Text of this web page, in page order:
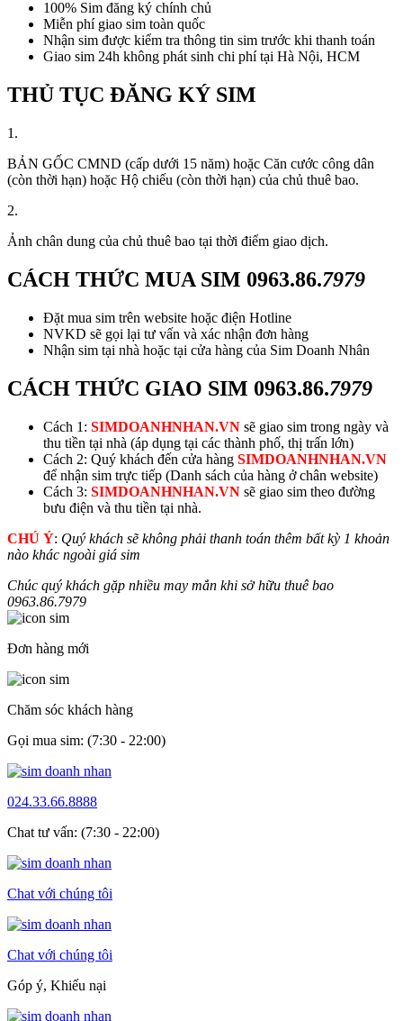
100% Sim đăng ký chính chủ
Miễn phí giao sim toàn quốc
Nhận sim được kiểm tra thông tin sim trước khi thanh toán
Giao sim 24h không phát sinh chi phí tại Hà Nội, HCM
THỦ TỤC ĐĂNG KÝ SIM
1.
BẢN GỐC CMND (cấp dưới 15 năm) hoặc Căn cước công dân
(còn thời hạn) hoặc Hộ chiếu (còn thời hạn) của chủ thuê bao.
2.
Ảnh chân dung của chủ thuê bao tại thời điểm giao dịch.
CÁCH THỨC MUA SIM 0963.86.7979
Đặt mua sim trên website hoặc điện Hotline
NVKD sẽ gọi lại tư vấn và xác nhận đơn hàng
Nhận sim tại nhà hoặc tại cửa hàng của Sim Doanh Nhân
CÁCH THỨC GIAO SIM 0963.86.7979
Cách 1: SIMDOANHNHAN.VN sẽ giao sim trong ngày và
thu tiền tại nhà (áp dụng tại các thành phố, thị trấn lớn)
Cách 2: Quý khách đến cửa hàng SIMDOANHNHAN.VN
để nhận sim trực tiếp (Danh sách của hàng ở chân website)
Cách 3: SIMDOANHNHAN.VN sẽ giao sim theo đường
bưu điện và thu tiền tại nhà.
CHÚ Ý: Quý khách sẽ không phải thanh toán thêm bất kỳ 1 khoản
nào khác ngoài giá sim
Chúc quý khách gặp nhiều may mắn khi sở hữu thuê bao
0963.86.7979
Đơn hàng mới
Chăm sóc khách hàng
Gọi mua sim: (7:30 - 22:00)
024.33.66.8888
Chat tư vấn: (7:30 - 22:00)
Chat với chúng tôi
Chat với chúng tôi
Góp ý, Khiếu nại